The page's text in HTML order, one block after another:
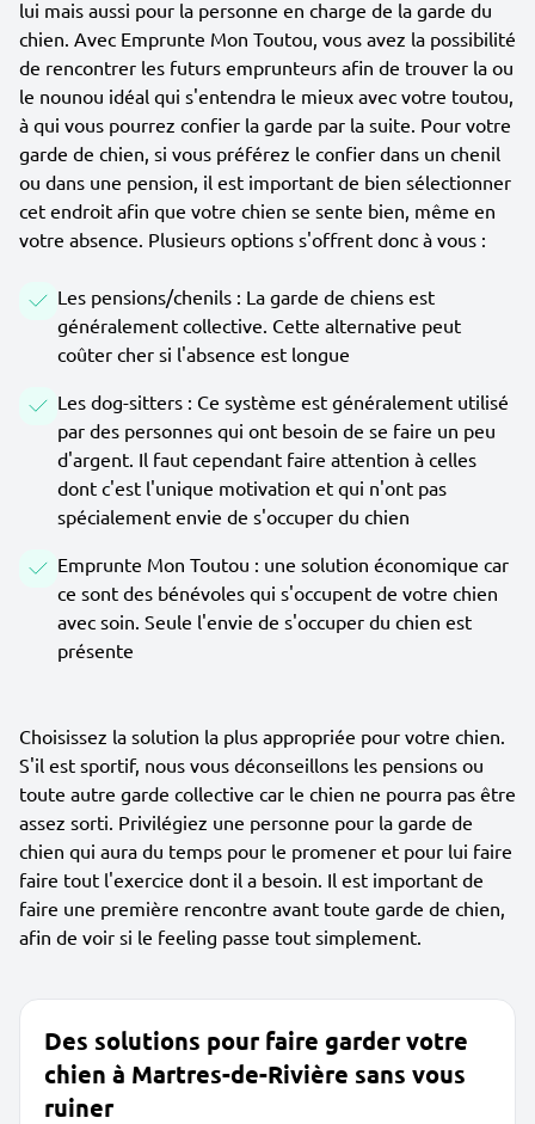
lui mais aussi pour la personne en charge de la garde du
chien. Avec Emprunte Mon Toutou, vous avez la possibilité
de rencontrer les futurs emprunteurs afin de trouver la ou
le nounou idéal qui s'entendra le mieux avec votre toutou,
à qui vous pourrez confier la garde par la suite. Pour votre
garde de chien, si vous préférez le confier dans un chenil
ou dans une pension, il est important de bien sélectionner
cet endroit afin que votre chien se sente bien, même en
votre absence. Plusieurs options s'offrent donc à vous :
Les pensions/chenils : La garde de chiens est
généralement collective. Cette alternative peut
coûter cher si l'absence est longue
Les dog-sitters : Ce système est généralement utilisé
par des personnes qui ont besoin de se faire un peu
d'argent. Il faut cependant faire attention à celles
dont c'est l'unique motivation et qui n'ont pas
spécialement envie de s'occuper du chien
Emprunte Mon Toutou : une solution économique car
ce sont des bénévoles qui s'occupent de votre chien
avec soin. Seule l'envie de s'occuper du chien est
présente
Choisissez la solution la plus appropriée pour votre chien.
S'il est sportif, nous vous déconseillons les pensions ou
toute autre garde collective car le chien ne pourra pas être
assez sorti. Privilégiez une personne pour la garde de
chien qui aura du temps pour le promener et pour lui faire
faire tout l'exercice dont il a besoin. Il est important de
faire une première rencontre avant toute garde de chien,
afin de voir si le feeling passe tout simplement.
Des solutions pour faire garder votre
chien à Martres-de-Rivière sans vous
ruiner